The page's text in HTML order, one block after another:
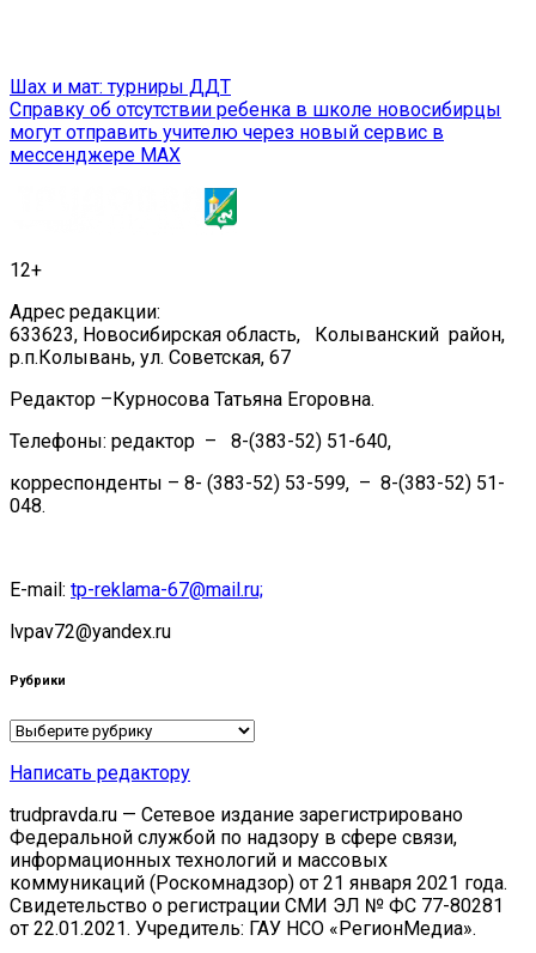
Навигация
по
записям
Шах и мат: турниры ДДТ
Справку об отсутствии ребенка в школе новосибирцы
могут отправить учителю через новый сервис в
мессенджере MAX
12+
Адрес редакции:
633623, Новосибирская область, Колыванский район,
р.п.Колывань, ул. Советская, 67
Редактор –Курносова Татьяна Егоровна.
Телефоны: редактор – 8-(383-52) 51-640,
корреспонденты – 8- (383-52) 53-599, – 8-(383-52) 51-
048.
E-mail: tp-reklama-67@mail.ru;
lvpav72@yandex.ru
Рубрики
Рубрики
Написать редактору
trudpravda.ru — Сетевое издание зарегистрировано
Федеральной службой по надзору в сфере связи,
информационных технологий и массовых
коммуникаций (Роскомнадзор) от 21 января 2021 года.
Свидетельство о регистрации СМИ ЭЛ № ФС 77-80281
от 22.01.2021. Учредитель: ГАУ НСО «РегионМедиа».